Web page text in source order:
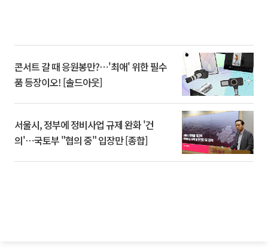
콘서트 갈 때 응원봉만?⋯'최애' 위한 필수
품 등장이오! [솔드아웃]
서울시, 정부에 정비사업 규제 완화 '건
의'⋯국토부 "협의 중" 입장만 [종합]